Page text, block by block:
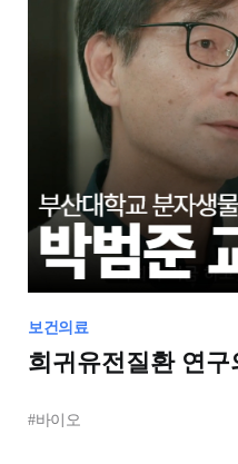
보건의료
희귀유전질환 연
#바이오